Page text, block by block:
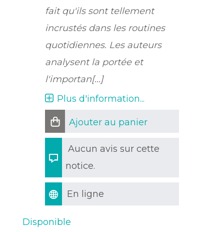
fait qu'ils sont tellement
incrustés dans les routines
quotidiennes. Les auteurs
analysent la portée et
l'importan[...]
Plus d'information...
Ajouter au panier
Aucun avis sur cette
notice.
En ligne
Disponible